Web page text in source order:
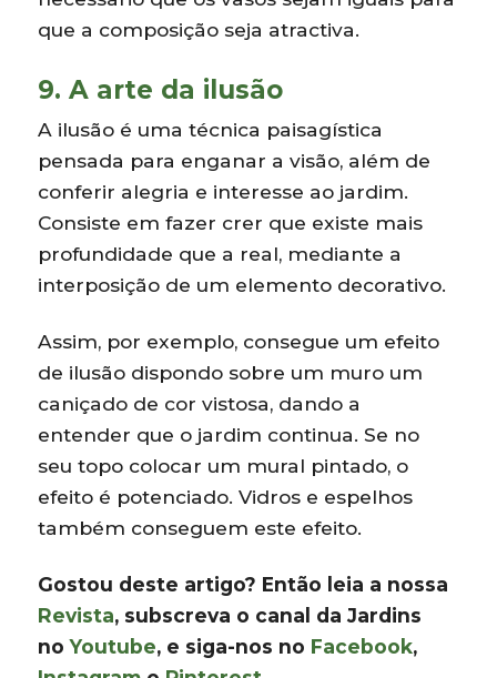
que a composição seja atractiva.
9. A arte da ilusão
A ilusão é uma técnica paisagística
pensada para enganar a visão, além de
conferir alegria e interesse ao jardim.
Consiste em fazer crer que existe mais
profundidade que a real, mediante a
interposição de um elemento decorativo.
Assim, por exemplo, consegue um efeito
de ilusão dispondo sobre um muro um
caniçado de cor vistosa, dando a
entender que o jardim continua. Se no
seu topo colocar um mural pintado, o
efeito é potenciado. Vidros e espelhos
também conseguem este efeito.
Gostou deste artigo? Então leia a nossa
Revista, subscreva o canal da Jardins
noYoutube, e siga-nos no Facebook,